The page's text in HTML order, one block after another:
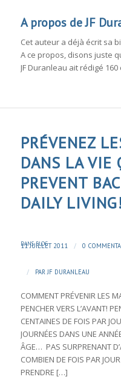
A propos deJF
Cet auteur a déjà écrit sa
A ce propos, disons juste
JF Duranleau ait rédigé 160
PRÉVENEZ
DANS LA VIE
PREVENT
DAILY LIVING!
11 JUILLET 2011 / 0
DANSBLOG
/ PAR JF DURANLEAU
COMMENT PRÉVENIR LES
PENCHER VERS L’AVANT!
CENTAINES DE FOIS PAR
JOURNÉES DANS UNE
ÂGE… PAS SURPRENANT
COMBIEN DE FOIS PAR
PRENDRE […]